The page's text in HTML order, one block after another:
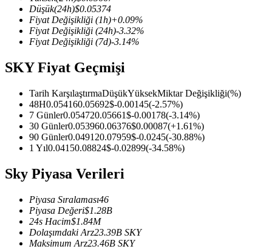
TradFi
USDC Vadeli İşlemleri
USDC'yi teminat olarak kullanan vadeli işlemler
Düşük(24h)$0.05374
Fiyat Değişikliği (1h)+0.09%
Fiyat Değişikliği (24h)-3.32%
Fiyat Değişikliği (7d)-3.14%
SKY Fiyat Geçmişi
Tarih KarşılaştırmaDüşükYüksekMiktar Değişikliği(%)
48H0.054160.05692$-0.00145(-2.57%)
7 Günler0.054720.05661$-0.00178(-3.14%)
30 Günler0.053960.06376$0.00087(+1.61%)
90 Günler0.049120.07959$-0.0245(-30.88%)
1 Yıl0.04150.08824$-0.02899(-34.58%)
Sky Piyasa Verileri
Piyasa Sıralaması46
Piyasa Değeri$1.28B
24s Hacim$1.84M
Dolaşımdaki Arz23.39B SKY
Maksimum Arz23.46B SKY